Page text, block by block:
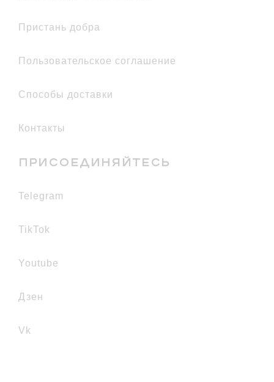
Пристань добра
Пользовательское соглашение
Способы доставки
Контакты
ПРИСОЕДИНЯЙТЕСЬ
telegram
TikTok
youtube
дзен
vk